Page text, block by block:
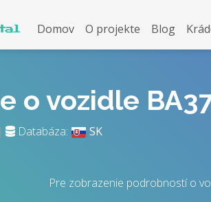
Domov O projekte Blog
o vozidle
Databáza: SK
Pre zobrazenie podrobností o